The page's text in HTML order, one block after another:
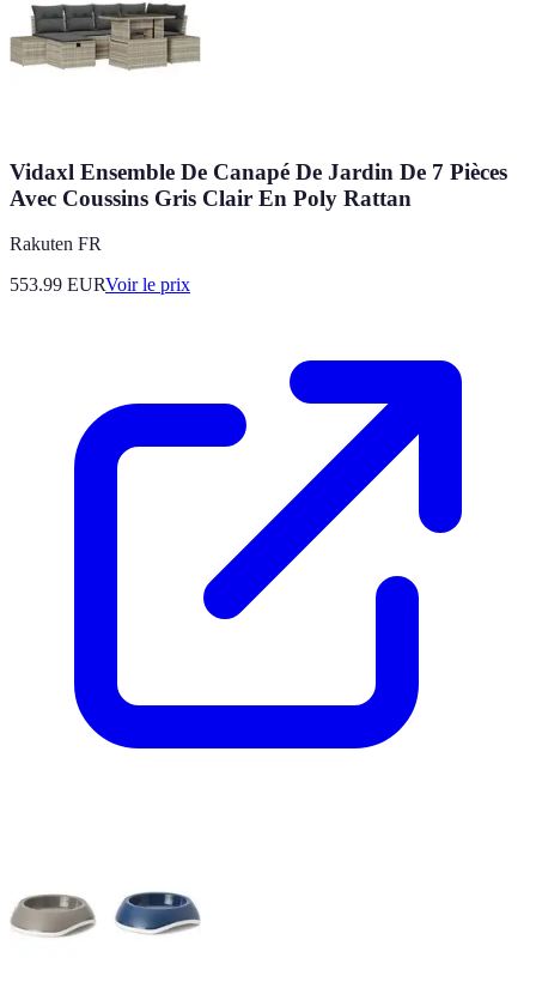
Vidaxl Ensemble De Canapé De Jardin De 7 Pièces
Avec Coussins Gris Clair En Poly Rattan
Rakuten FR
553.99 EURVoir le prix